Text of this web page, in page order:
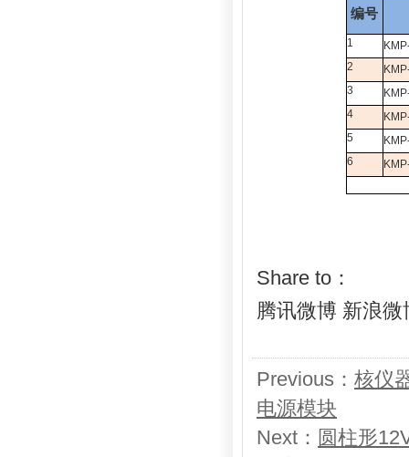
编号
1
2
3
4
5
6
Share to：
腾讯微博 新浪微
Previous： 核仪
电源模块
Next： 圆柱形